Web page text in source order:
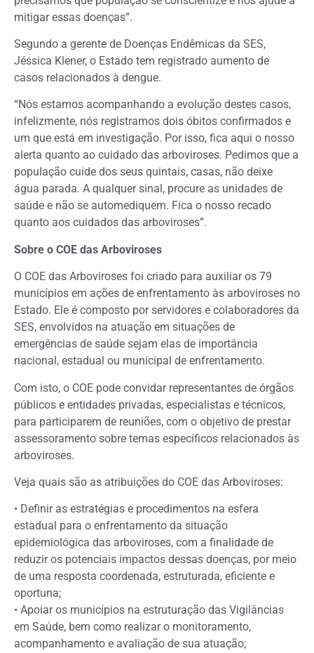
mitigar essas doenças”.
Segundo a gerente de Doenças Endêmicas da SES,
Jéssica Klener, o Estado tem registrado aumento de
casos relacionados à dengue.
“Nós estamos acompanhando a evolução destes casos,
infelizmente, nós registramos dois óbitos confirmados e
um que está em investigação. Por isso, fica aqui o nosso
alerta quanto ao cuidado das arboviroses. Pedimos que a
população cuide dos seus quintais, casas, não deixe
água parada. A qualquer sinal, procure as unidades de
saúde e não se automediquem. Fica o nosso recado
quanto aos cuidados das arboviroses”.
Sobre o COE das Arboviroses
O COE das Arboviroses foi criado para auxiliar os 79
municípios em ações de enfrentamento às arboviroses no
Estado. Ele é composto por servidores e colaboradores da
SES, envolvidos na atuação em situações de
emergências de saúde sejam elas de importância
nacional, estadual ou municipal de enfrentamento.
Com isto, o COE pode convidar representantes de órgãos
públicos e entidades privadas, especialistas e técnicos,
para participarem de reuniões, com o objetivo de prestar
assessoramento sobre temas específicos relacionados às
arboviroses.
Veja quais são as atribuições do COE das Arboviroses:
• Definir as estratégias e procedimentos na esfera
estadual para o enfrentamento da situação
epidemiológica das arboviroses, com a finalidade de
reduzir os potenciais impactos dessas doenças, por meio
de uma resposta coordenada, estruturada, eficiente e
oportuna;
• Apoiar os municípios na estruturação das Vigilâncias
em Saúde, bem como realizar o monitoramento,
acompanhamento e avaliação de sua atuação;